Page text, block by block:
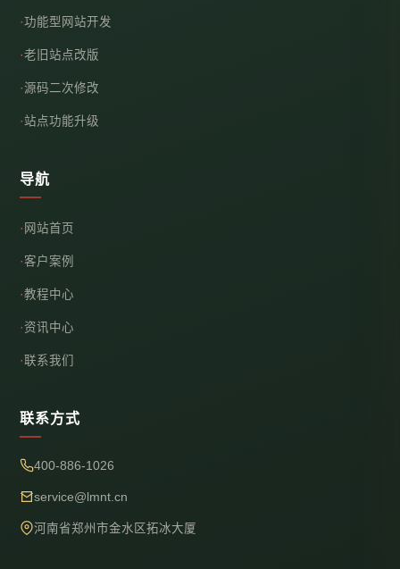
功能型网站开发
老旧站点改版
源码二次修改
站点功能升级
导航
网站首页
客户案例
教程中心
资讯中心
联系我们
联系方式
400-886-1026
service@lmnt.cn
河南省郑州市金水区拓冰大厦